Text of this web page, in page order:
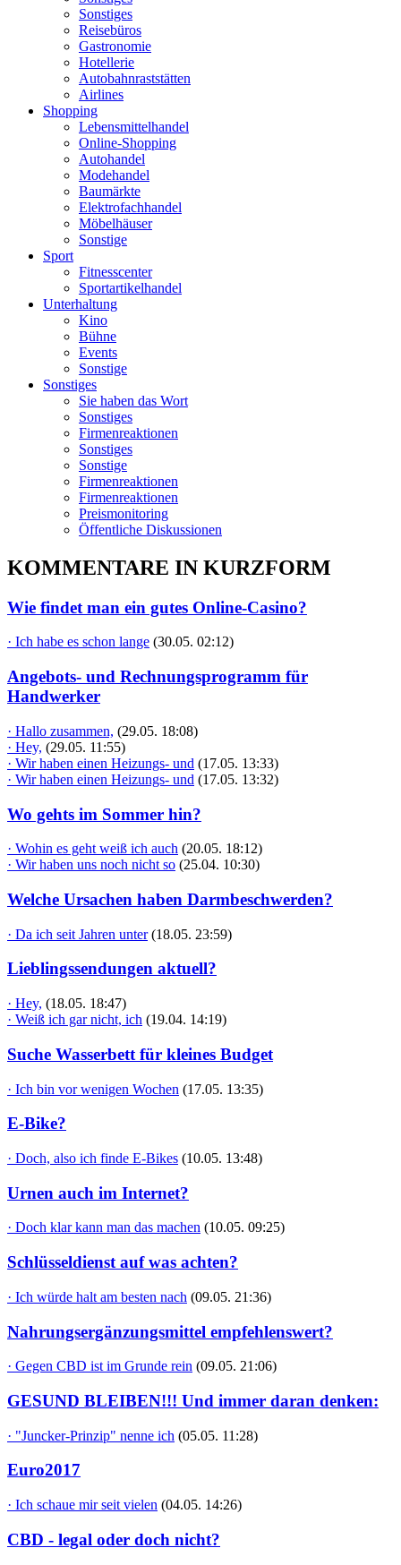
Sonstiges
Reisebüros
Gastronomie
Hotellerie
Autobahnraststätten
Airlines
Shopping
Lebensmittelhandel
Online-Shopping
Autohandel
Modehandel
Baumärkte
Elektrofachhandel
Möbelhäuser
Sonstige
Sport
Fitnesscenter
Sportartikelhandel
Unterhaltung
Kino
Bühne
Events
Sonstige
Sonstiges
Sie haben das Wort
Sonstiges
Firmenreaktionen
Sonstiges
Sonstige
Firmenreaktionen
Firmenreaktionen
Preismonitoring
Öffentliche Diskussionen
KOMMENTARE IN KURZFORM
Wie findet man ein gutes Online-Casino?
· Ich habe es schon lange (30.05. 02:12)
Angebots- und Rechnungsprogramm für
Handwerker
· Hallo zusammen, (29.05. 18:08)
· Hey, (29.05. 11:55)
· Wir haben einen Heizungs- und (17.05. 13:33)
· Wir haben einen Heizungs- und (17.05. 13:32)
Wo gehts im Sommer hin?
· Wohin es geht weiß ich auch (20.05. 18:12)
· Wir haben uns noch nicht so (25.04. 10:30)
Welche Ursachen haben Darmbeschwerden?
· Da ich seit Jahren unter (18.05. 23:59)
Lieblingssendungen aktuell?
· Hey, (18.05. 18:47)
· Weiß ich gar nicht, ich (19.04. 14:19)
Suche Wasserbett für kleines Budget
· Ich bin vor wenigen Wochen (17.05. 13:35)
E-Bike?
· Doch, also ich finde E-Bikes (10.05. 13:48)
Urnen auch im Internet?
· Doch klar kann man das machen (10.05. 09:25)
Schlüsseldienst auf was achten?
· Ich würde halt am besten nach (09.05. 21:36)
Nahrungsergänzungsmittel empfehlenswert?
· Gegen CBD ist im Grunde rein (09.05. 21:06)
GESUND BLEIBEN!!! Und immer daran denken:
· "Juncker-Prinzip" nenne ich (05.05. 11:28)
Euro2017
· Ich schaue mir seit vielen (04.05. 14:26)
CBD - legal oder doch nicht?